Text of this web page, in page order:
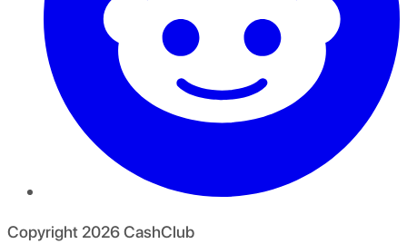
Copyright 2026CashClub